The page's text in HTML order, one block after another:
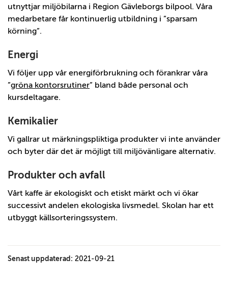
utnyttjar miljöbilarna i Region Gävleborgs bilpool. Våra
medarbetare får kontinuerlig utbildning i ”sparsam
körning”.
Energi
Vi följer upp vår energiförbrukning och förankrar våra
”gröna kontorsrutiner” bland både personal och
kursdeltagare.
Kemikalier
Vi gallrar ut märkningspliktiga produkter vi inte använder
och byter där det är möjligt till miljövänligare alternativ.
Produkter och avfall
Vårt kaffe är ekologiskt och etiskt märkt och vi ökar
successivt andelen ekologiska livsmedel. Skolan har ett
utbyggt källsorteringssystem.
Senast uppdaterad: 2021-09-21